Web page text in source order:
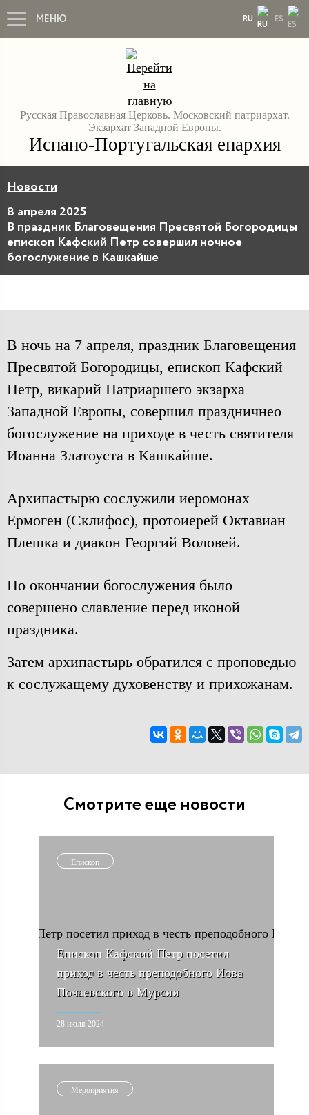
МЕНЮ RU ES
Русская Православная Церковь. Московский патриархат.
Экзархат Западной Европы.
Испано-Португальская епархия
Новости
8 апреля 2025
В праздник Благовещения Пресвятой Богородицы
епископ Кафский Петр совершил ночное
богослужение в Кашкайше
В ночь на 7 апреля, праздник Благовещения
Пресвятой Богородицы, епископ Кафский
Петр, викарий Патриаршего экзарха
Западной Европы, совершил праздничнео
богослужение на приходе в честь святителя
Иоанна Златоуста в Кашкайше.
Архипастырю сослужили иеромонах
Ермоген (Склифос), протоиерей Октавиан
Плешка и диакон Георгий Воловей.
По окончании богослужения было
совершено славление перед иконой
праздника.
Затем архипастырь обратился с проповедью
к сослужащему духовенству и прихожанам.
Смотрите еще новости
Епископ
Епископ Кафский Петр посетил
приход в честь преподобного Иова
Почаевского в Мурсии
28 июля 2024
Мероприятия